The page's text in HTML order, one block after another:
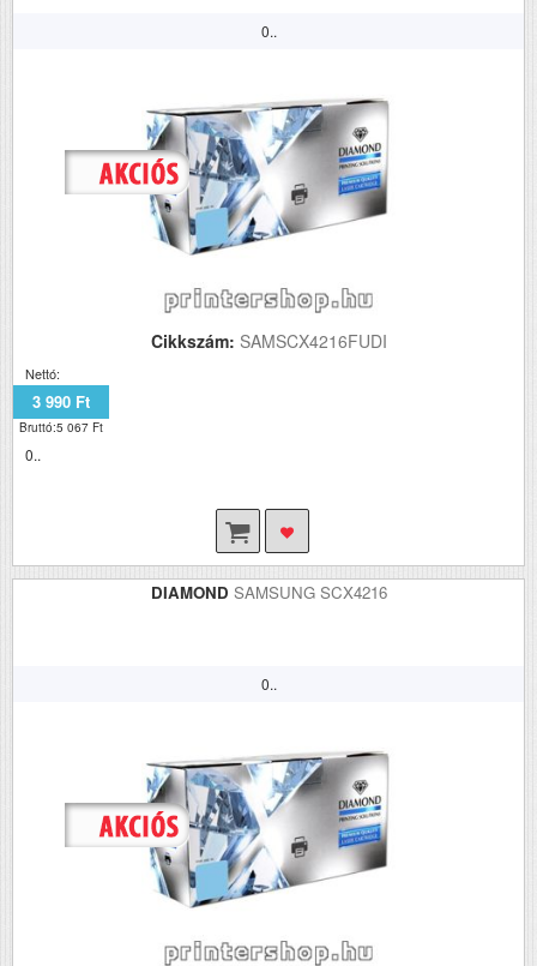
0..
Cikkszám: SAMSCX4216FUDI
Nettó:
3 990 Ft
Bruttó:5 067 Ft
0..
DIAMOND SAMSUNG SCX4216
0..